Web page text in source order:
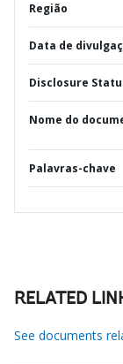
Região
Data de
Disclosure
Nome do
Palavras-chave
RELATED
See documents